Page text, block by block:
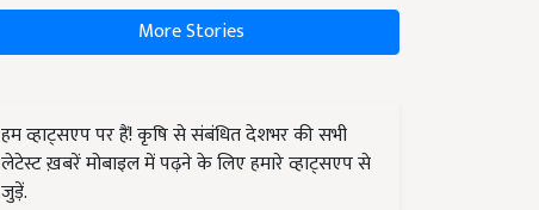
More Stories
हम व्हाट्सएप पर हैं! कृषि से संबंधित देशभर की सभी
लेटेस्ट ख़बरें मोबाइल में पढ़ने के लिए हमारे व्हाट्सएप से
जुड़ें.